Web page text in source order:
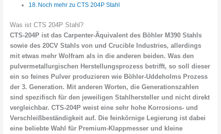
Noch mehr zu CTS 204P Stahl
Was ist CTS 204P Stahl?
CTS-204P ist das Carpenter-Äquivalent des Böhler M390 Stahls
sowie des 20CV Stahls von und Crucible Industries, allerdings
mit etwas mehr Wolfram als in die anderen beiden. Was den
pulvermetallurgischen Herstellungsprozess betrifft, so soll dieser
ein so feines Pulver produzieren wie Böhler-Uddeholms Prozess
der 3. Generation. Mit anderen Worten, die Generationszahlen
sind spezifisch für den jeweiligen Stahlhersteller und nicht direkt
vergleichbar. CTS-204P weist eine sehr hohe Korrosions- und
Verschleißbeständigkeit auf. Die feinkörnige Legierung ist dabei
eine beliebte Wahl für Premium-Klappmesser und kleine